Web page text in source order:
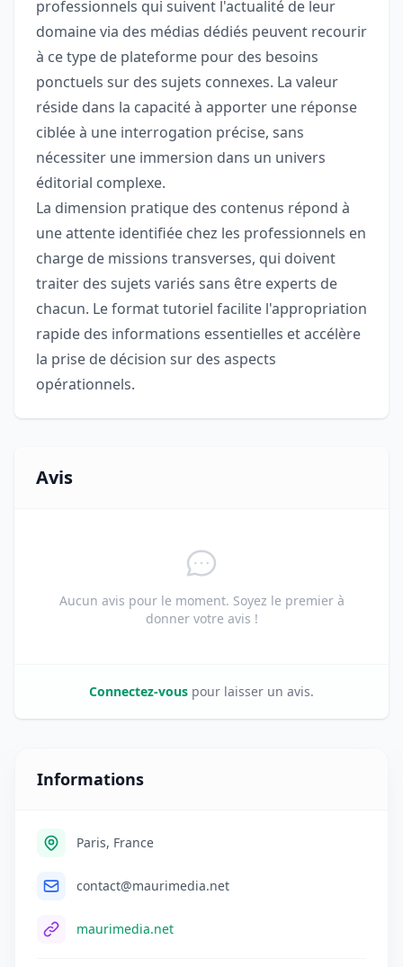
professionnels qui suivent l'actualité de leur
domaine via des médias dédiés peuvent recourir
à ce type de plateforme pour des besoins
ponctuels sur des sujets connexes. La valeur
réside dans la capacité à apporter une réponse
ciblée à une interrogation précise, sans
nécessiter une immersion dans un univers
éditorial complexe.
La dimension pratique des contenus répond à
une attente identifiée chez les professionnels en
charge de missions transverses, qui doivent
traiter des sujets variés sans être experts de
chacun. Le format tutoriel facilite l'appropriation
rapide des informations essentielles et accélère
la prise de décision sur des aspects
opérationnels.
Avis
Aucun avis pour le moment. Soyez le premier à
donner votre avis !
Connectez-vous pour laisser un avis.
Informations
Paris, France
contact@maurimedia.net
maurimedia.net